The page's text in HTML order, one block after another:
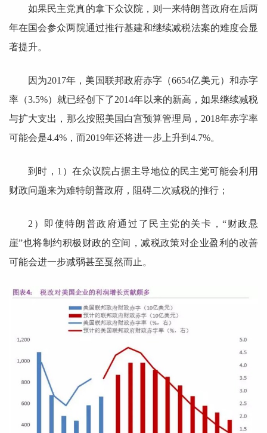
如果民主党真的拿下众议院，则一来特朗普政府在后两
年在国会参众两院通过推行基建和继续减税法案的难度会显
著提升。
因为2017年，美国联邦政府赤字（6654亿美元）和赤字
率（3.5%）就已经创下了2014年以来的新高，如果继续减税
与扩大支出，那么按照美国白宫预算管理局，2018年赤字率
可能会是4.4%，而2019年还将进一步上升到4.7%。
到时，1）在众议院占据主导地位的民主党可能会利用
财政问题来为难特朗普政府，阻碍二次减税的推行；
2）即使特朗普政府通过了民主党的关卡，“财政悬
崖”也将制约积极财政的空间，减税政策对企业盈利的改善
可能会进一步减弱甚至戛然而止。